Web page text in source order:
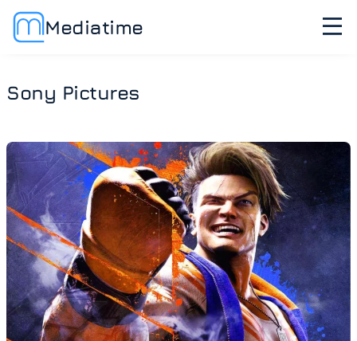
Mediatime
Sony Pictures